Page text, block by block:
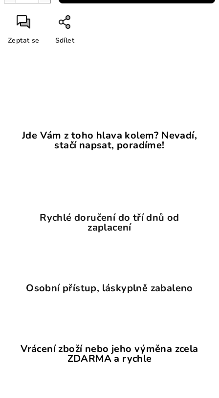
Zeptat se Sdílet
Jde Vám z toho hlava kolem? Nevadí,
stačí napsat, poradíme!
Rychlé doručení do tří dnů od
zaplacení
Osobní přístup, láskyplně zabaleno
Vrácení zboží nebo jeho výměna zcela
ZDARMA a rychle